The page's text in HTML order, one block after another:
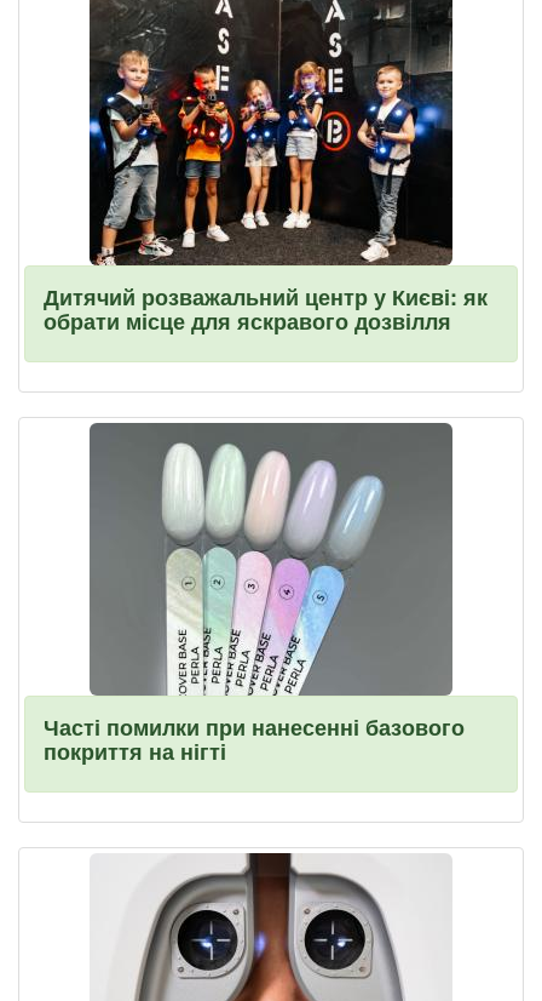
Дитячий розважальний центр у Києві: як
обрати місце для яскравого дозвілля
Часті помилки при нанесенні базового
покриття на нігті